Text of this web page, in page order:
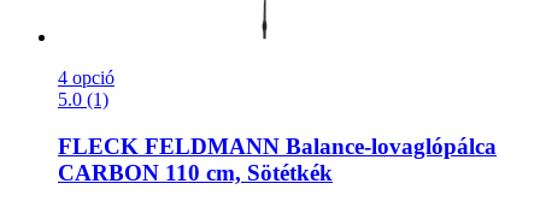
4 opció
5.0 (1)
FLECK FELDMANN Balance-​lovaglópálca
CARBON 110 cm, Sötétkék